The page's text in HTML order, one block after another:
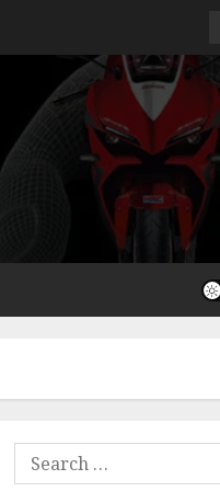
Search
for: